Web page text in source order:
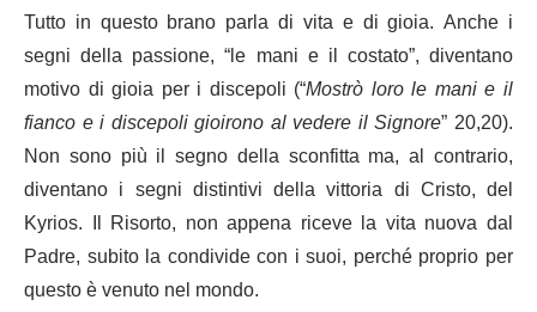
Tutto in questo brano parla di vita e di gioia. Anche i
segni della passione, “le mani e il costato”, diventano
motivo di gioia per i discepoli (“Mostrò loro le mani e il
fianco e i discepoli gioirono al vedere il Signore” 20,20).
Non sono più il segno della sconfitta ma, al contrario,
diventano i segni distintivi della vittoria di Cristo, del
Kyrios. Il Risorto, non appena riceve la vita nuova dal
Padre, subito la condivide con i suoi, perché proprio per
questo è venuto nel mondo.